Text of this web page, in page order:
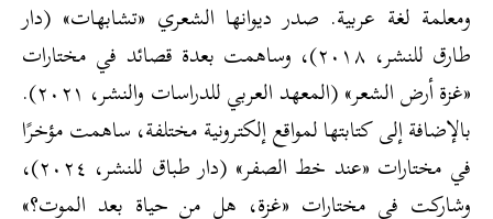
ومعلمة لغة عربية. صدر ديوانها الشعري «تشابهات» (دار
طارق للنشر، ٢٠١٨)، وساهمت بعدة قصائد في مختارات
«غزة أرض الشعر» (المعهد العربي للدراسات والنشر، ٢٠٢١).
بالإضافة إلى كتابتها لمواقع إلكترونية مختلفة، ساهمت مؤخرًا
في مختارات «عند خط الصفر» (دار طباق للنشر، ٢٠٢٤)،
وشاركت في مختارات «غزة، هل من حياة بعد الموت؟»